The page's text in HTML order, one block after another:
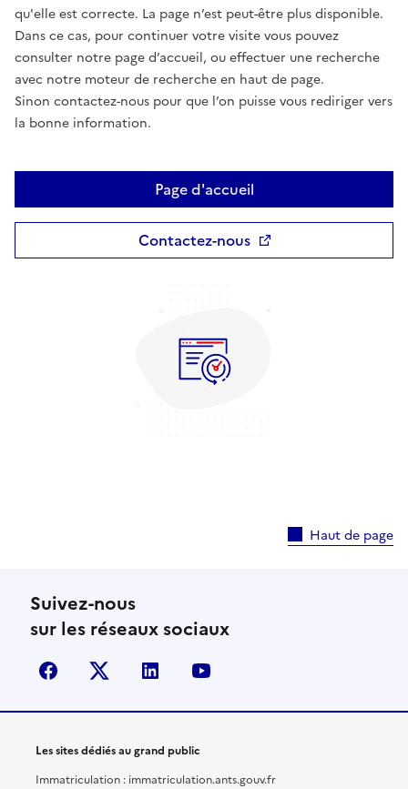
qu'elle est correcte. La page n’est peut-être plus disponible.
Dans ce cas, pour continuer votre visite vous pouvez
consulter notre page d’accueil, ou effectuer une recherche
avec notre moteur de recherche en haut de page.
Sinon contactez-nous pour que l’on puisse vous rediriger vers
la bonne information.
Page d'accueil
Contactez-nous
Haut de page
Suivez-nous
sur les réseaux sociaux
facebook X (anciennement Twitter)
linkedin
Les sites dédiés au grand public
Immatriculation : immatriculation.ants.gouv.fr